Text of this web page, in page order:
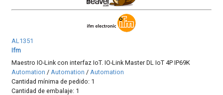
AL1351
Ifm
Maestro IO-Link con interfaz IoT. IO-Link Master DL IoT 4P IP69K
Automation / Automation / Automation
Cantidad mínima de pedido: 1
Cantidad de embalaje: 1